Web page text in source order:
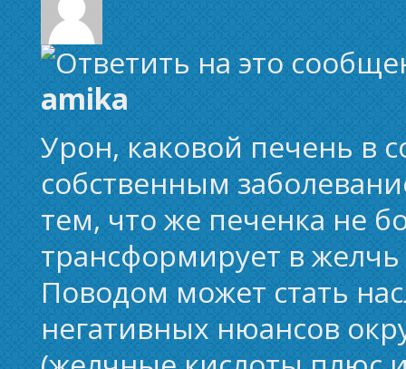
amika
Урон, каковой печень в
собственным
тем, что же печенка не
трансформирует в
Поводом может стать
негативных нюансов